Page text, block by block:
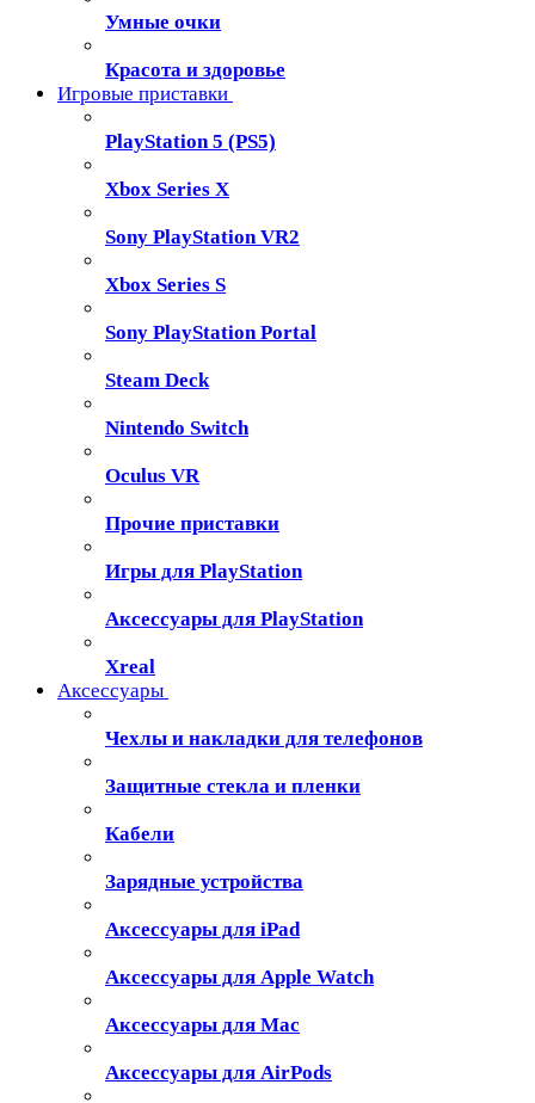
Умные очки
Красота и здоровье
Игровые приставки
PlayStation 5 (PS5)
Xbox Series X
Sony PlayStation VR2
Xbox Series S
Sony PlayStation Portal
Steam Deck
Nintendo Switch
Oculus VR
Прочие приставки
Игры для PlayStation
Аксессуары для PlayStation
Xreal
Аксессуары
Чехлы и накладки для телефонов
Защитные стекла и пленки
Кабели
Зарядные устройства
Аксессуары для iPad
Аксессуары для Apple Watch
Аксессуары для Mac
Аксессуары для AirPods